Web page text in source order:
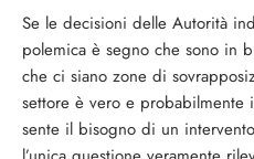
Se le decisioni delle Autorità
polemica è segno che sono in
che ci siano zone di
settore è vero e
sente il bisogno di un